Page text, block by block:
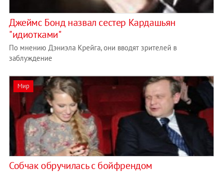
Джеймс Бонд назвал сестер Кардашьян
"идиотками"
По мнению Дэниэла Крейга, они вводят зрителей в
заблуждение
Мир
Собчак обручилась с бойфрендом